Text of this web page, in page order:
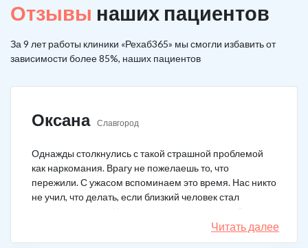
Отзывы наших пациентов
За 9 лет работы клиники «Рехаб365» мы смогли избавить от
зависимости более 85%, наших пациентов
Оксана Славгород
Однажды столкнулись с такой страшной проблемой
как наркомания. Врагу не пожелаешь то, что
пережили. С ужасом вспоминаем это время. Нас никто
не учил, что делать, если близкий человек стал
наркозависимым. Честно говоря, надежды не было,
думали, что все лечение бесполезно, но решили
попробовать и отправить родственника в клинику на
Читать далее